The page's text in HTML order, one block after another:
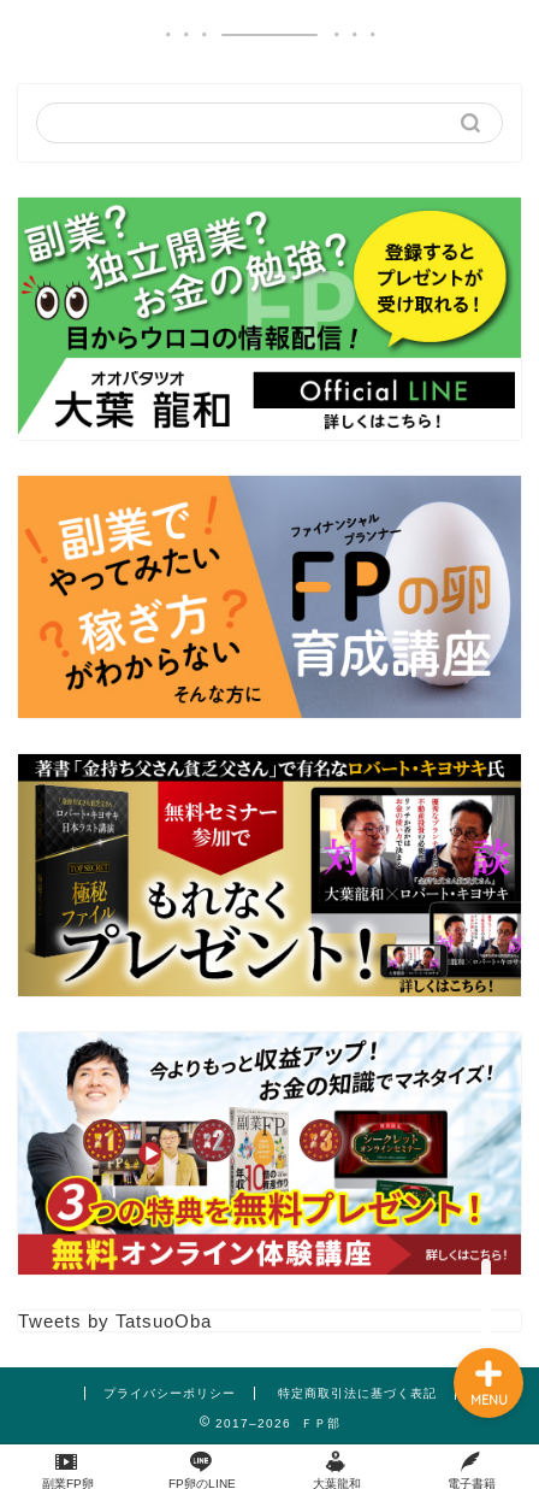
Tweets by TatsuoOba
プライバシーポリシー 特定商取引法に基づく表記
2017–2026 ＦＰ部
副業FP卵 FP卵のLINE 大葉龍和 電子書籍
MENU
【副業FP卵】体験講義動画
３本150分以上
プロフィール